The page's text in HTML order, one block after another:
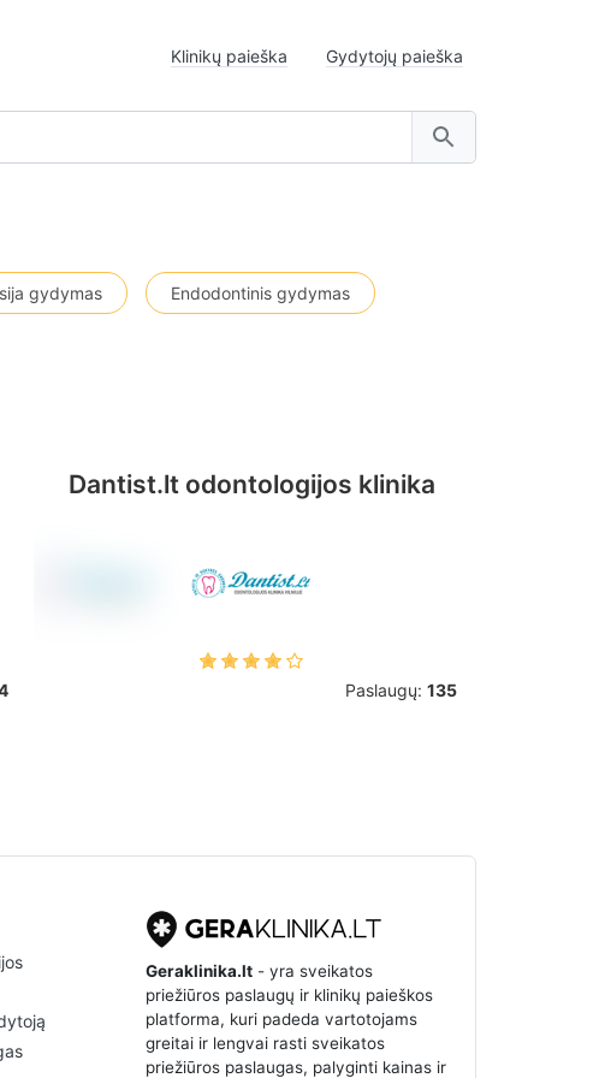
Klinikų paieška Gydytojų paieška
gydymas Endodontinis gydymas
Dantist.lt odontologijos klinika
Paslaugų: 135
Geraklinika.lt- yra sveikatos
priežiūros paslaugų ir klinikų paieškos
platforma, kuri padeda vartotojams
greitai ir lengvai rasti sveikatos
priežiūros paslaugas, palyginti kainas ir